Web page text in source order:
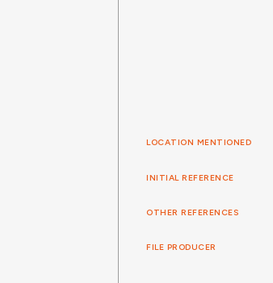
LOCATION MENTIONED
INITIAL REFERENCE
OTHER REFERENCES
FILE PRODUCER